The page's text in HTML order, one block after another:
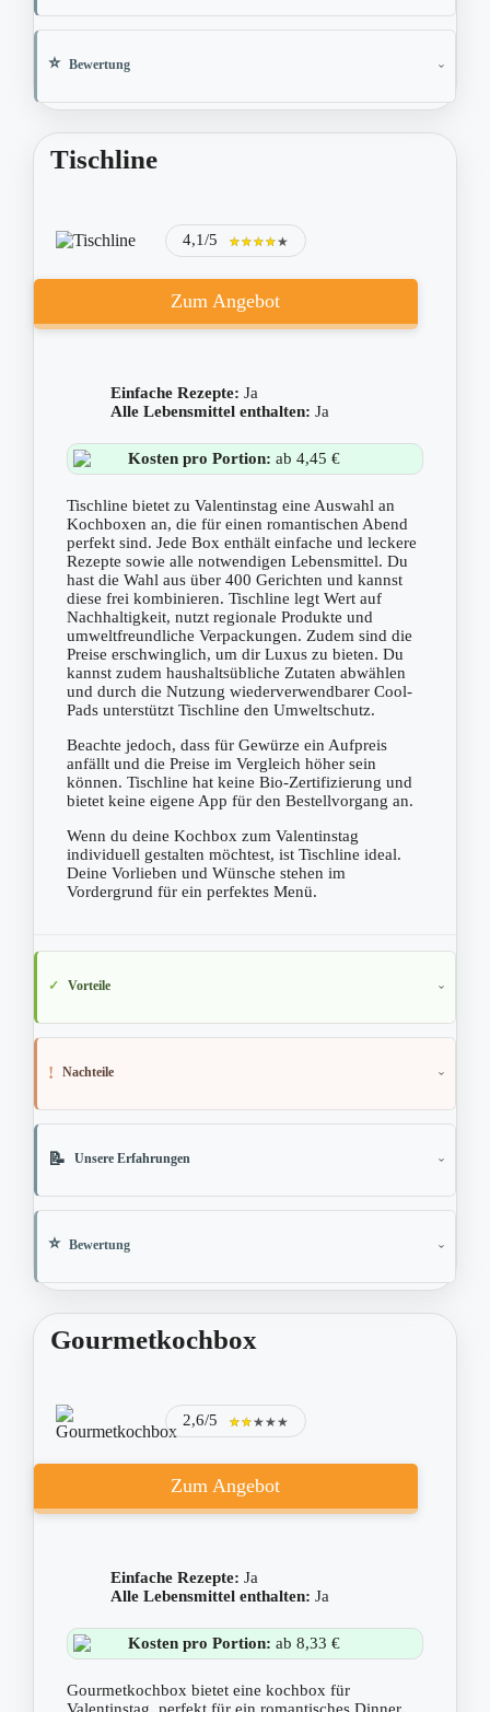
Bewertung
Tischline
4,1/5 ★★★★★
★★★★★
Zum Angebot
Einfache Rezepte: Ja
Alle Lebensmittel enthalten: Ja
Kosten pro Portion: ab 4,45 €
Tischline bietet zu Valentinstag eine Auswahl an
Kochboxen an, die für einen romantischen Abend
perfekt sind. Jede Box enthält einfache und leckere
Rezepte sowie alle notwendigen Lebensmittel. Du
hast die Wahl aus über 400 Gerichten und kannst
diese frei kombinieren. Tischline legt Wert auf
Nachhaltigkeit, nutzt regionale Produkte und
umweltfreundliche Verpackungen. Zudem sind die
Preise erschwinglich, um dir Luxus zu bieten. Du
kannst zudem haushaltsübliche Zutaten abwählen
und durch die Nutzung wiederverwendbarer Cool-
Pads unterstützt Tischline den Umweltschutz.
Beachte jedoch, dass für Gewürze ein Aufpreis
anfällt und die Preise im Vergleich höher sein
können. Tischline hat keine Bio-Zertifizierung und
bietet keine eigene App für den Bestellvorgang an.
Wenn du deine Kochbox zum Valentinstag
individuell gestalten möchtest, ist Tischline ideal.
Deine Vorlieben und Wünsche stehen im
Vordergrund für ein perfektes Menü.
Vorteile
Nachteile
Unsere Erfahrungen
Bewertung
Gourmetkochbox
2,6/5 ★★★★★
★★★★★
Zum Angebot
Einfache Rezepte: Ja
Alle Lebensmittel enthalten: Ja
Kosten pro Portion: ab 8,33 €
Gourmetkochbox bietet eine kochbox für
Valentinstag, perfekt für ein romantisches Dinner.